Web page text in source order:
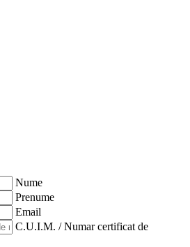
Nume
Prenume
Email
C.U.I.M. / Numar certificat de